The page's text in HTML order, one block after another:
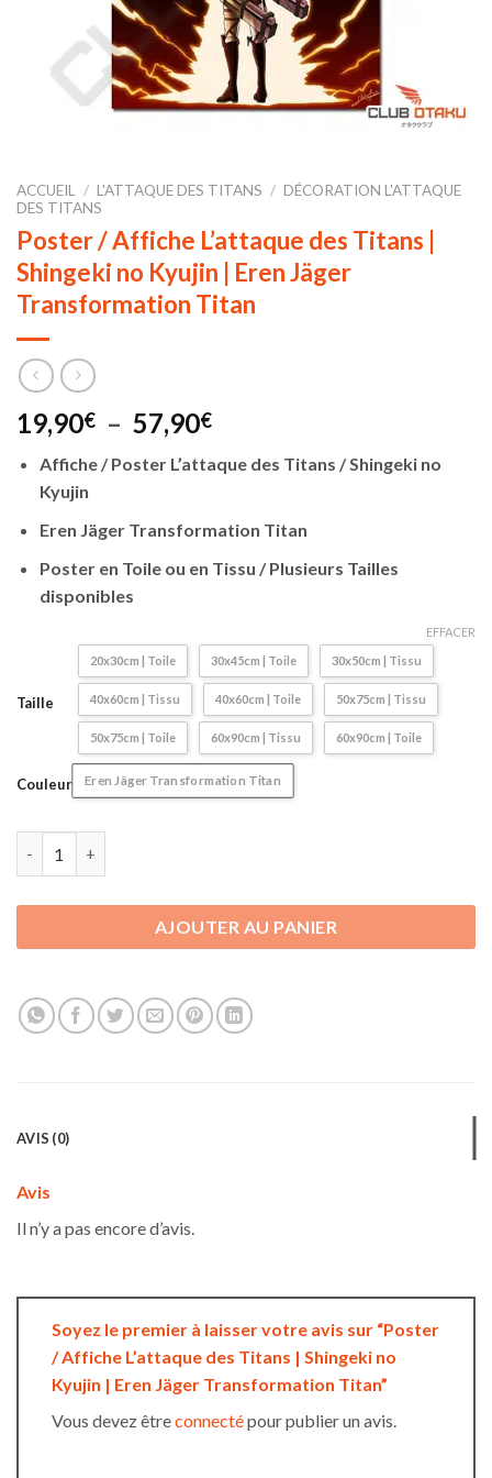
ACCUEIL / L'ATTAQUE DES TITANS / DÉCORATION L'ATTAQUE
DES TITANS
Poster / Affiche L’attaque des Titans |
Shingeki no Kyujin | Eren Jäger
Transformation Titan
19,90€ – 57,90€Plage
prix :
à
Affiche / Poster L’attaque des Titans / Shingeki no
Kyujin
Eren Jäger Transformation Titan
Poster en Toile ou en Tissu / Plusieurs Tailles
disponibles
Taille
20x30cm | Toile 30x45cm | Toile 30x50cm | Tissu
40x60cm | Tissu 40x60cm | Toile 50x75cm | Tissu
50x75cm | Toile 60x90cm | Tissu 60x90cm | Toile
Couleur Eren Jäger Transformation Titan
EFFACER
AJOUTER AU PANIER
AVIS (0)
Avis
Il n’y a pas encore d’avis.
Soyez le premier à laisser votre avis sur “Poster
/ Affiche L’attaque des Titans | Shingeki no
Kyujin | Eren Jäger Transformation Titan”
Vous devez êtreconnectépour publier un avis.